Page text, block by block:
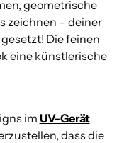
geometrische
zeichnen – deiner
Die feinen
eine künstlerische
im UV-Gerät
dass die